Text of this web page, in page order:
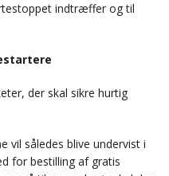
indtræffer og til
der skal sikre hurtig
vil således blive undervist i
for bestilling af gratis